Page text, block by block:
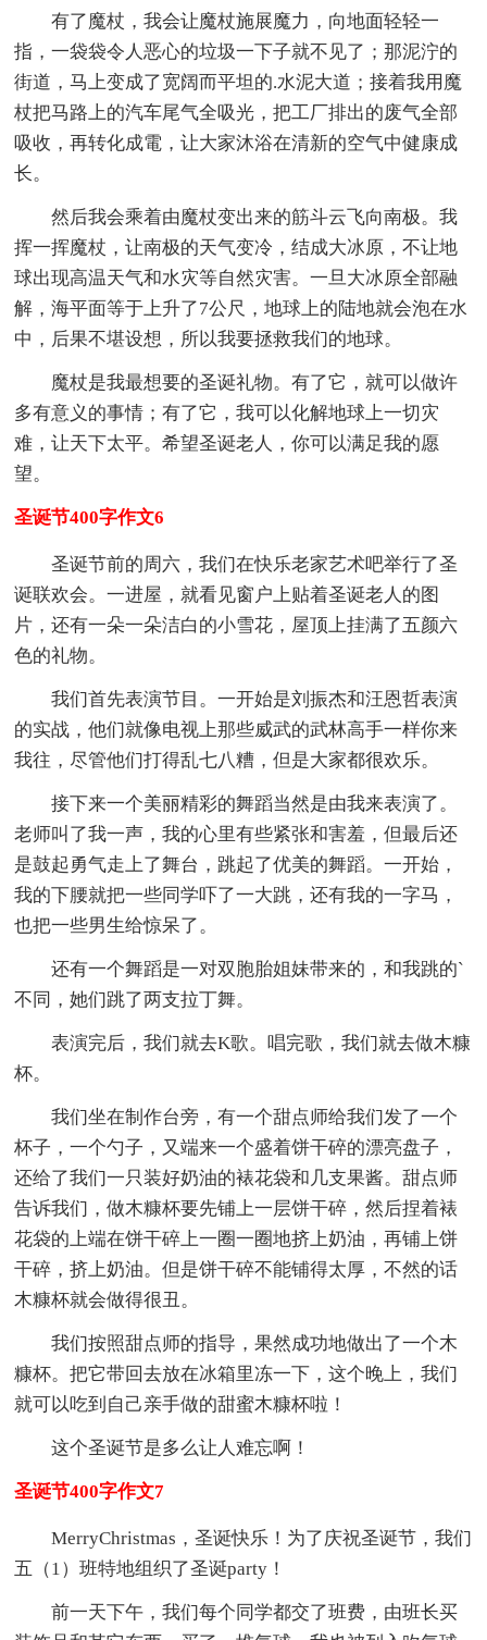
有了魔杖，我会让魔杖施展魔力，向地面轻轻一
指，一袋袋令人恶心的垃圾一下子就不见了；那泥泞的
街道，马上变成了宽阔而平坦的.水泥大道；接着我用魔
杖把马路上的汽车尾气全吸光，把工厂排出的废气全部
吸收，再转化成電，让大家沐浴在清新的空气中健康成
长。
然后我会乘着由魔杖变出来的筋斗云飞向南极。我
挥一挥魔杖，让南极的天气变冷，结成大冰原，不让地
球出现高温天气和水灾等自然灾害。一旦大冰原全部融
解，海平面等于上升了7公尺，地球上的陆地就会泡在水
中，后果不堪设想，所以我要拯救我们的地球。
魔杖是我最想要的圣诞礼物。有了它，就可以做许
多有意义的事情；有了它，我可以化解地球上一切灾
难，让天下太平。希望圣诞老人，你可以满足我的愿
望。
圣诞节400字作文6
圣诞节前的周六，我们在快乐老家艺术吧举行了圣
诞联欢会。一进屋，就看见窗户上贴着圣诞老人的图
片，还有一朵一朵洁白的小雪花，屋顶上挂满了五颜六
色的礼物。
我们首先表演节目。一开始是刘振杰和汪恩哲表演
的实战，他们就像电视上那些威武的武林高手一样你来
我往，尽管他们打得乱七八糟，但是大家都很欢乐。
接下来一个美丽精彩的舞蹈当然是由我来表演了。
老师叫了我一声，我的心里有些紧张和害羞，但最后还
是鼓起勇气走上了舞台，跳起了优美的舞蹈。一开始，
我的下腰就把一些同学吓了一大跳，还有我的一字马，
也把一些男生给惊呆了。
还有一个舞蹈是一对双胞胎姐妹带来的，和我跳的`
不同，她们跳了两支拉丁舞。
表演完后，我们就去K歌。唱完歌，我们就去做木糠
杯。
我们坐在制作台旁，有一个甜点师给我们发了一个
杯子，一个勺子，又端来一个盛着饼干碎的漂亮盘子，
还给了我们一只装好奶油的裱花袋和几支果酱。甜点师
告诉我们，做木糠杯要先铺上一层饼干碎，然后捏着裱
花袋的上端在饼干碎上一圈一圈地挤上奶油，再铺上饼
干碎，挤上奶油。但是饼干碎不能铺得太厚，不然的话
木糠杯就会做得很丑。
我们按照甜点师的指导，果然成功地做出了一个木
糠杯。把它带回去放在冰箱里冻一下，这个晚上，我们
就可以吃到自己亲手做的甜蜜木糠杯啦！
这个圣诞节是多么让人难忘啊！
圣诞节400字作文7
MerryChristmas，圣诞快乐！为了庆祝圣诞节，我们
五（1）班特地组织了圣诞party！
前一天下午，我们每个同学都交了班费，由班长买